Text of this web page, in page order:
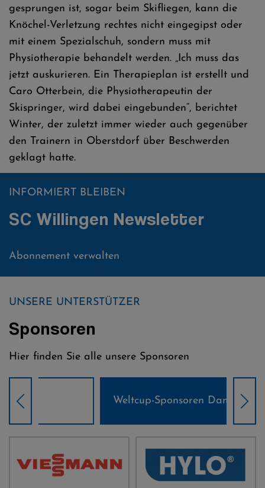
gesprungen ist, sogar beim Skifliegen, kann die
Knöchel-Verletzung rechtes nicht eingegipst oder
mit einem Spezialschuh, sondern muss mit
Physiotherapie behandelt werden. „Ich muss das
jetzt auskurieren. Ein Therapieplan ist erstellt und
Caro Otterbein, die Physiotherapeutin der
Skispringer, wird dabei eingebunden“, berichtet
Winter, der zuletzt immer wieder auch gegenüber
den Trainern in Oberstdorf über Beschwerden
geklagt hatte.
INFORMIERT BLEIBEN
SC Willingen Newsletter
Abonnement verwalten
UNSERE UNTERSTÜTZER
Sponsoren
Hier finden Sie alle unsere Sponsoren
Weltcup-Sponsoren Damen